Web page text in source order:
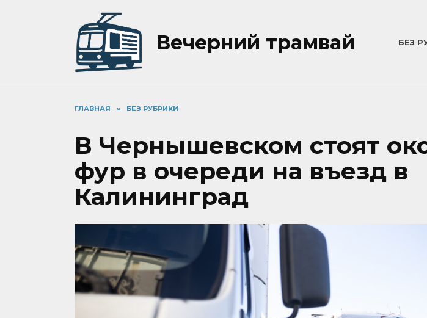
Вечерний трамвай БЕЗ
ГЛАВНАЯ » БЕЗ РУБРИКИ
В Чернышевском стоят
фур в очереди на въезд в
Калининград